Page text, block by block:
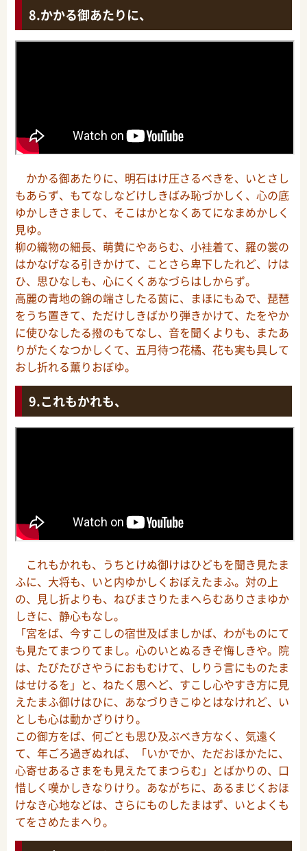
かかる御あたりに、
かかる御あたりに、明石はけ圧さるべきを、いとさし
もあらず、もてなしなどけしきばみ恥づかしく、心の底
ゆかしきさまして、そこはかとなくあてになまめかしく
見ゆ。
柳の織物の細長、萌黄にやあらむ、小袿着て、羅の裳の
はかなげなる引きかけて、ことさら卑下したれど、けは
ひ、思ひなしも、心にくくあなづらはしからず。
高麗の青地の錦の端さしたる茵に、まほにもゐで、琵琶
をうち置きて、ただけしきばかり弾きかけて、たをやか
に使ひなしたる撥のもてなし、音を聞くよりも、またあ
りがたくなつかしくて、五月待つ花橘、花も実も具して
おし折れる薫りおぼゆ。
これもかれも、
これもかれも、うちとけぬ御けはひどもを聞き見たま
ふに、大将も、いと内ゆかしくおぼえたまふ。対の上
の、見し折よりも、ねびまさりたまへらむありさまゆか
しきに、静心もなし。
「宮をば、今すこしの宿世及ばましかば、わがものにて
も見たてまつりてまし。心のいとぬるきぞ悔しきや。院
は、たびたびさやうにおもむけて、しりう言にものたま
はせけるを」と、ねたく思へど、すこし心やすき方に見
えたまふ御けはひに、あなづりきこゆとはなけれど、い
としも心は動かざりけり。
この御方をば、何ごとも思ひ及ぶべき方なく、気遠く
て、年ごろ過ぎぬれば、「いかでか、ただおほかたに、
心寄せあるさまをも見えたてまつらむ」とばかりの、口
惜しく嘆かしきなりけり。あながちに、あるまじくおほ
けなき心地などは、さらにものしたまはず、いとよくも
てをさめたまへり。